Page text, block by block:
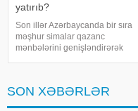
yatırıb?
Son illər Azərbaycanda bir sıra
məşhur simalar qazanc
mənbələrini genişləndirərək
qida sektorunda fəaliyyət
SON XƏBƏRLƏR